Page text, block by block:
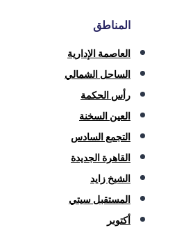
المناطق
العاصمة الإدارية
الساحل الشمالي
رأس الحكمة
العين السخنة
التجمع السادس
القاهرة الجديدة
الشيخ زايد
المستقبل سيتي
أكتوبر